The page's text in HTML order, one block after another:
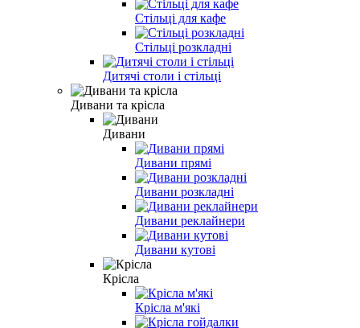
Стільці для кафе
Стільці розкладні
Дитячі столи і стільці
Дивани та крісла
Дивани
Дивани прямі
Дивани розкладні
Дивани реклайнери
Дивани кутові
Крісла
Крісла м'які